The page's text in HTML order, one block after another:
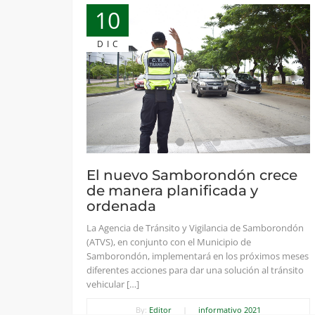
10
DIC
El nuevo Samborondón crece
de manera planificada y
ordenada
La Agencia de Tránsito y Vigilancia de Samborondón
(ATVS), en conjunto con el Municipio de
Samborondón, implementará en los próximos meses
diferentes acciones para dar una solución al tránsito
vehicular […]
By: Editor informativo 2021